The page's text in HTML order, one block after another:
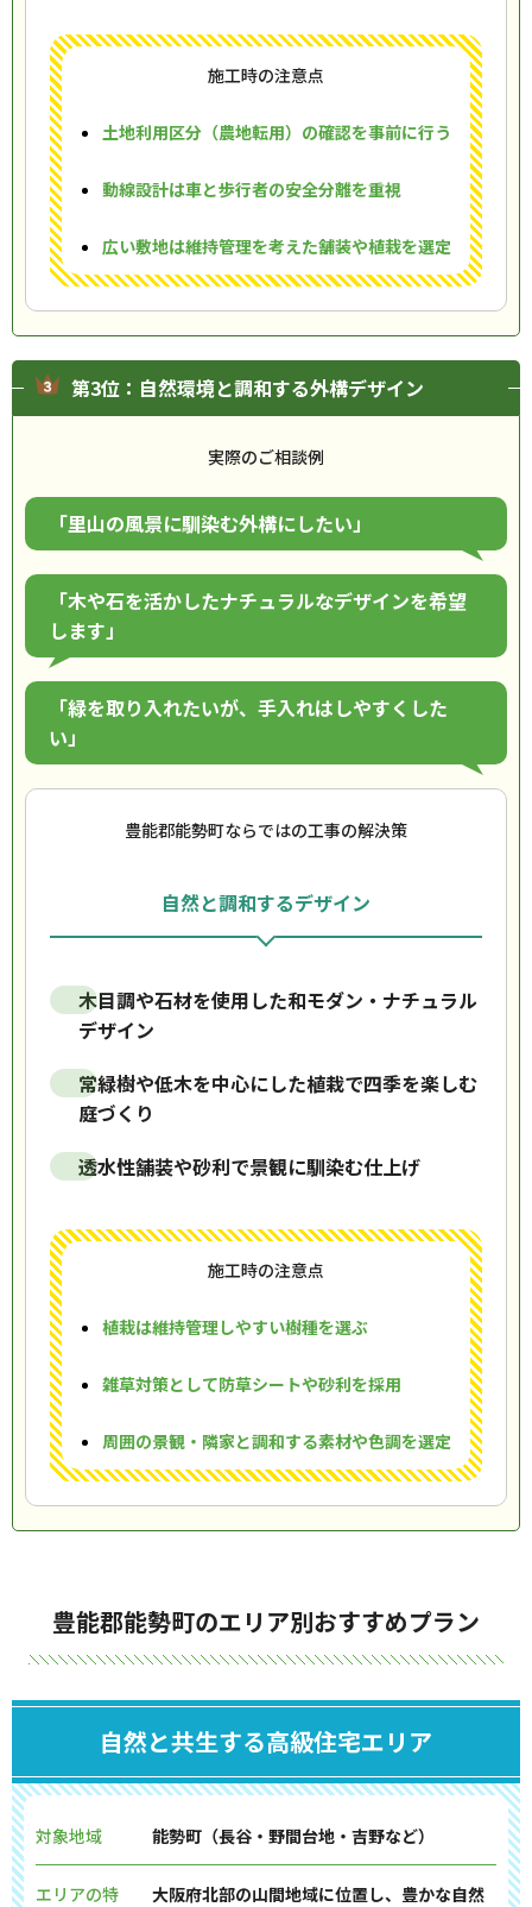
施工時の注意点
土地利用区分（農地転用）の確認を事前に行う
動線設計は車と歩行者の安全分離を重視
広い敷地は維持管理を考えた舗装や植栽を選定
第3位：自然環境と調和する外構デザイン
実際のご相談例
「里山の風景に馴染む外構にしたい」
「木や石を活かしたナチュラルなデザインを希望
します」
「緑を取り入れたいが、手入れはしやすくした
い」
豊能郡能勢町ならではの工事の解決策
自然と調和するデザイン
木目調や石材を使用した和モダン・ナチュラル
デザイン
常緑樹や低木を中心にした植栽で四季を楽しむ
庭づくり
透水性舗装や砂利で景観に馴染む仕上げ
施工時の注意点
植栽は維持管理しやすい樹種を選ぶ
雑草対策として防草シートや砂利を採用
周囲の景観・隣家と調和する素材や色調を選定
豊能郡能勢町のエリア別おすすめプラン
自然と共生する高級住宅エリア
対象地域 能勢町（長谷・野間台地・吉野など）
エリアの特
大阪府北部の山間地域に位置し、豊かな自然